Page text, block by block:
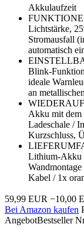
Akkulaufzeit
Lichtstärke,
Stromausfall
automatisch
Blink-
ideale
an
Akku mit dem
Ladeschale /
Kurzschluss,
Lithium-Akku
Kabel / 1x
59,99 EUR −10,00
Bei Amazon kaufen
AngebotBestseller